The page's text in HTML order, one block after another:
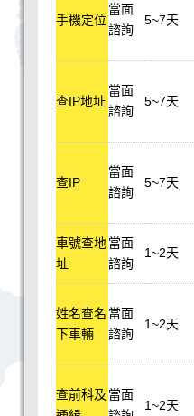
手機定位
當面
諮詢
5~7天
查IP地址
當面
諮詢
5~7天
查IP
當面
諮詢
5~7天
車號查地
址
當面
諮詢
1~2天
姓名查名
下車輛
當面
諮詢
1~2天
查前科及 當面
1~2天